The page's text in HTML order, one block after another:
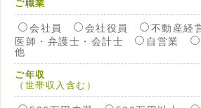
ご職業
会社員 会社役員 不動産経
医師・弁護士・会計士
自営業
他
ご年収
（世帯収入含む）